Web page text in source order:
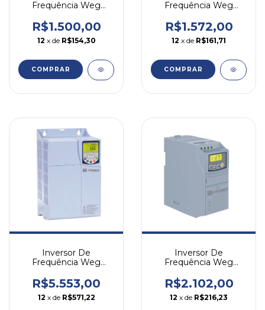
Frequência Weg
380v Trifásico
R$1.500,00
12 x de R$154,30
COMPRAR
Frequência Weg
Monofásico
R$1.572,00
12 x de R$161,71
COMPRAR
Inversor De
Frequência Weg
Trifásico
R$5.553,00
12 x de R$571,22
Inversor De
Frequência Weg
Tri
R$2.102,00
12 x de R$216,23